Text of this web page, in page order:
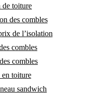
de toiture
des combles
de l’isolation
combles
combles
toiture
sandwich